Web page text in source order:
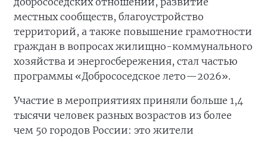
местных сообществ, благоустройство
территорий, а также повышение грамотности
граждан в вопросах жилищно-коммунального
хозяйства и энергосбережения, стал частью
программы «Добрососедское лето—2026».
Участие в мероприятиях приняли больше 1,4
тысячи человек разных возрастов из более
чем 50 городов России: это жители